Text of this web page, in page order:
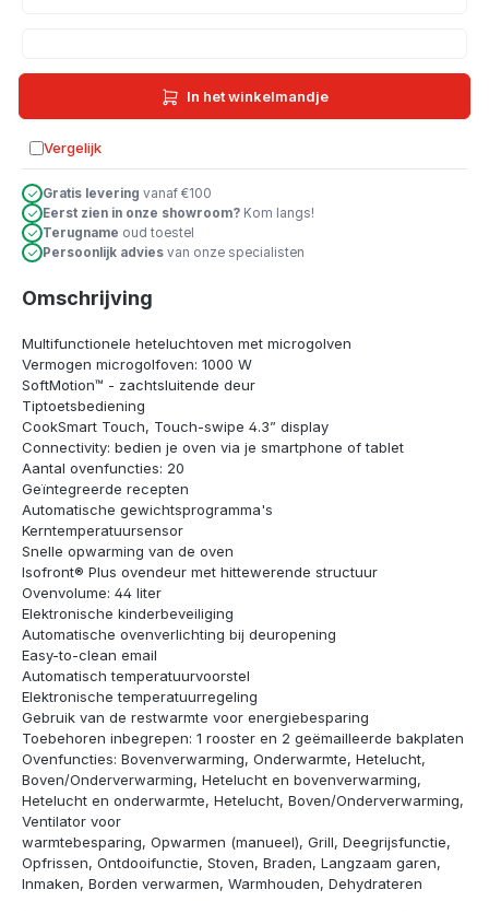
In het winkelmandje
Vergelijk
Toevoegen aan vergelijking
Gratis levering vanaf €100
Eerst zien in onze showroom? Kom langs!
Terugname oud toestel
Persoonlijk advies van onze specialisten
Omschrijving
Multifunctionele heteluchtoven met microgolven
Vermogen microgolfoven: 1000 W
SoftMotion™ - zachtsluitende deur
Tiptoetsbediening
CookSmart Touch, Touch-swipe 4.3” display
Connectivity: bedien je oven via je smartphone of tablet
Aantal ovenfuncties: 20
Geïntegreerde recepten
Automatische gewichtsprogramma's
Kerntemperatuursensor
Snelle opwarming van de oven
Isofront® Plus ovendeur met hittewerende structuur
Ovenvolume: 44 liter
Elektronische kinderbeveiliging
Automatische ovenverlichting bij deuropening
Easy-to-clean email
Automatisch temperatuurvoorstel
Elektronische temperatuurregeling
Gebruik van de restwarmte voor energiebesparing
Toebehoren inbegrepen: 1 rooster en 2 geëmailleerde bakplaten
Ovenfuncties: Bovenverwarming, Onderwarmte, Hetelucht,
Boven/Onderverwarming, Hetelucht en bovenverwarming,
Hetelucht en onderwarmte, Hetelucht, Boven/Onderverwarming,
Ventilator voor
warmtebesparing, Opwarmen (manueel), Grill, Deegrijsfunctie,
Opfrissen, Ontdooifunctie, Stoven, Braden, Langzaam garen,
Inmaken, Borden verwarmen, Warmhouden, Dehydrateren